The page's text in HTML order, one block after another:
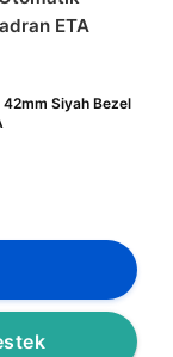
ETA
Siyah Bezel